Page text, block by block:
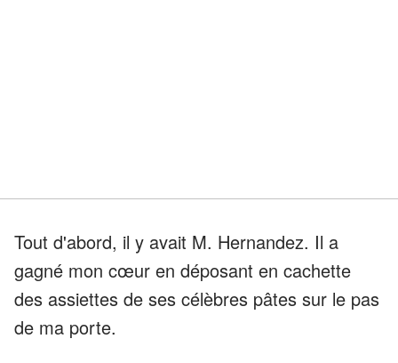
Tout d'abord, il y avait M. Hernandez. Il a
gagné mon cœur en déposant en cachette
des assiettes de ses célèbres pâtes sur le pas
de ma porte.